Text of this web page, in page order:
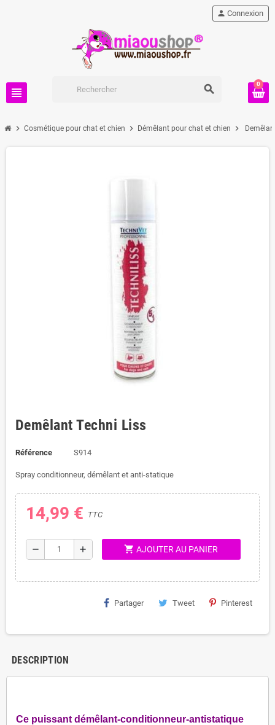
view_headline
person Connexion
0
search
chevron_right Cosmétique pour chat et chien chevron_right Démêlant pour chat et chien chevron_right
Demêlant Techni Liss
Référence S914
Spray conditionneur, démêlant et anti-statique
14,99 € TTC
remove add shopping_cart AJOUTER AU PANIER
Partager Tweet Pinterest
DESCRIPTION
Ce puissant démêlant-conditionneur-antistatique